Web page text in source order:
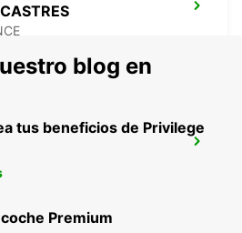
blog en
tus beneficios de Privilege
Premium